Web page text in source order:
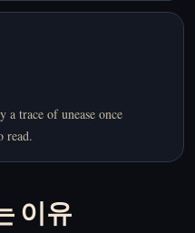
a trace of unease once
read.
이유